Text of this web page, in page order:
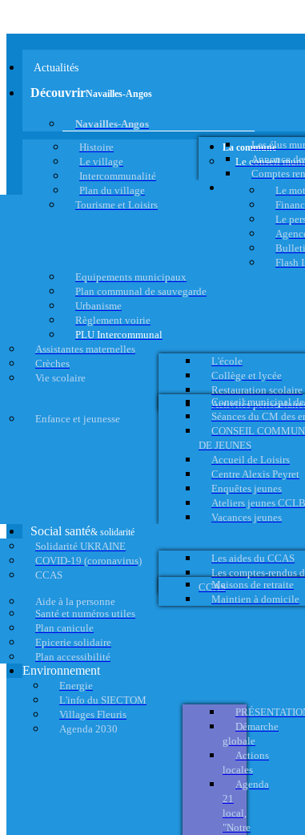
Actualités
DécouvrirNavailles-Angos
Navailles-Angos
Histoire
Le village
Intercommunalité
Plan du village
Tourisme et Loisirs
La commune
Le conseil
Les élus
Annonce
Comptes
Le
Le
Flash
Equipements municipaux
Plan communal de sauvegarde
Urbanisme
Règlement voirie
PLU Intercommunal
Assistantes maternelles
Crèches
Vie scolaire
L'école
Collège et lycée
Restauration scolaire
Activités
Enfance et jeunesse
Conseil municipal
Séances du CM des
CONSEIL
DE JEUNES
Accueil de Loisirs
Centre Alexis Peyret
Enquêtes jeunes
Ateliers jeunes CCLB
Vacances jeunes
Social santé& solidarité
Solidarité UKRAINE
COVID-19 (coronavirus)
CCAS
Les aides du CCAS
Les comptes-rendus
CCAS
Aide à la personne
Maisons de retraite
Maintien à domicile
Santé et numéros utiles
Plan canicule
Epicerie solidaire
Plan accessibilité
Environnement
Energie
L'info du SIECTOM
Villages Fleuris
Agenda 2030
Démarche
globale
Actions
locales
Agenda
21
local,
"Notre